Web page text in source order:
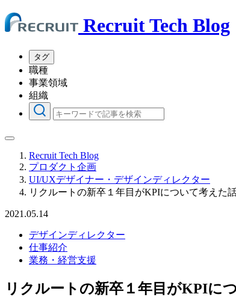
Recruit Tech Blog
タグ
職種
事業領域
組織
Recruit Tech Blog
プロダクト企画
UI/UXデザイナー・デザインディレクター
リクルートの新卒１年目がKPIについて考えた
2021.05.14
デザインディレクター
仕事紹介
業務・経営支援
リクルートの新卒１年目がKPIに